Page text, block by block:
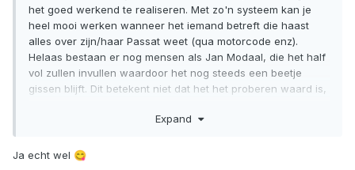
het goed werkend te realiseren. Met zo'n systeem kan je
heel mooi werken wanneer het iemand betreft die haast
alles over zijn/haar Passat weet (qua motorcode enz).
Helaas bestaan er nog mensen als Jan Modaal, die het half
vol zullen invullen waardoor het nog steeds een beetje
gissen blijft. Dit betekent niet dat het het proberen waard is,
forum kwam dat gedaan? Ik zal eerlijk toegeven dat ik dat
niet heb gedaan.
Expand
Ja echt wel 😋